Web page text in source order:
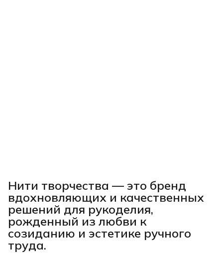
Нити творчества — это бренд
вдохновляющих и качественных
решений для рукоделия,
рожденный из любви к
созиданию и эстетике ручного
труда.